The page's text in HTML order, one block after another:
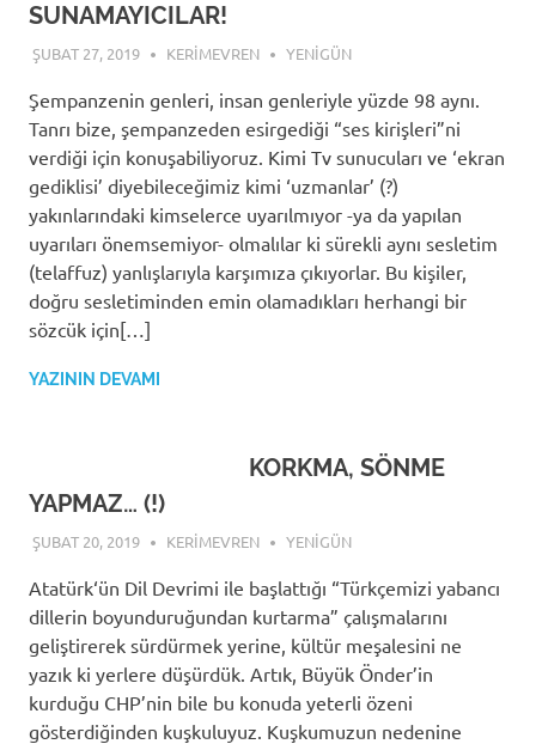
SUNAMAYICILAR!
ŞUBAT 27, 2019 KERIMEVREN YENIGÜN
Şempanzenin genleri, insan genleriyle yüzde 98 aynı.
Tanrı bize, şempanzeden esirgediği “ses kirişleri”ni
verdiği için konuşabiliyoruz. Kimi Tv sunucuları ve ‘ekran
gediklisi’ diyebileceğimiz kimi ‘uzmanlar’ (?)
yakınlarındaki kimselerce uyarılmıyor -ya da yapılan
uyarıları önemsemiyor- olmalılar ki sürekli aynı sesletim
(telaffuz) yanlışlarıyla karşımıza çıkıyorlar. Bu kişiler,
doğru sesletiminden emin olamadıkları herhangi bir
sözcük için[…]
YAZININ DEVAMI
KORKMA, SÖNME
YAPMAZ… (!)
ŞUBAT 20, 2019 KERIMEVREN YENIGÜN
Atatürk‘ün Dil Devrimi ile başlattığı “Türkçemizi yabancı
dillerin boyunduruğundan kurtarma” çalışmalarını
geliştirerek sürdürmek yerine, kültür meşalesini ne
yazık ki yerlere düşürdük. Artık, Büyük Önder’in
kurduğu CHP’nin bile bu konuda yeterli özeni
gösterdiğinden kuşkuluyuz. Kuşkumuzun nedenine